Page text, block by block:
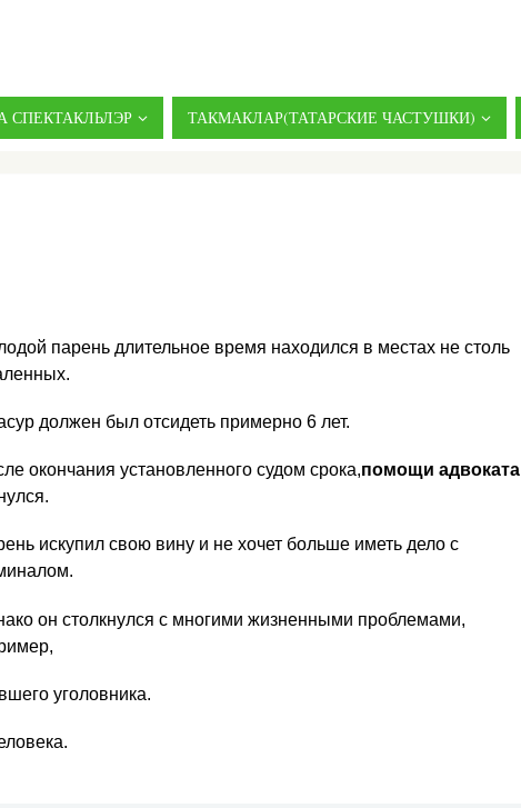
СПЕКТАКЛЬЛЭР ТАКМАКЛАР(ТАТАРСКИЕ ЧАСТУШКИ)
парень длительное время находился в местах не столь
должен был отсидеть примерно 6 лет.
окончания установленного судом срока,помощи адвоката
искупил свою вину и не хочет больше иметь дело с
он столкнулся с многими жизненными проблемами,
уголовника.